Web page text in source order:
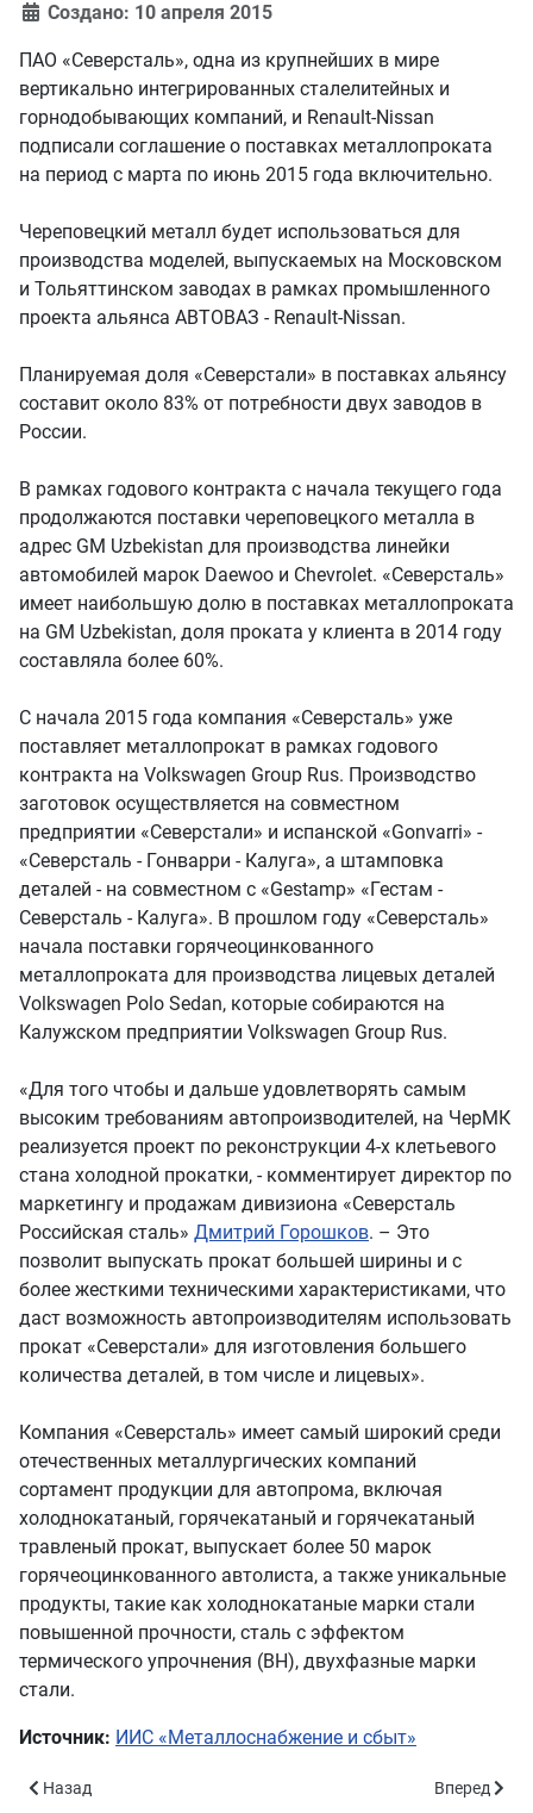
Создано: 10 апреля 2015
ПАО «Северсталь», одна из крупнейших в мире
вертикально интегрированных сталелитейных и
горнодобывающих компаний, и Renault-Nissan
подписали соглашение о поставках металлопроката
на период с марта по июнь 2015 года включительно.
Череповецкий металл будет использоваться для
производства моделей, выпускаемых на Московском
и Тольяттинском заводах в рамках промышленного
проекта альянса АВТОВАЗ - Renault-Nissan.
Планируемая доля «Северстали» в поставках альянсу
составит около 83% от потребности двух заводов в
России.
В рамках годового контракта c начала текущего года
продолжаются поставки череповецкого металла в
адрес GM Uzbekistan для производства линейки
автомобилей марок Daewoo и Chevrolet. «Северсталь»
имеет наибольшую долю в поставках металлопроката
на GM Uzbekistan, доля проката у клиента в 2014 году
составляла более 60%.
С начала 2015 года компания «Северсталь» уже
поставляет металлопрокат в рамках годового
контракта на Volkswagen Group Rus. Производство
заготовок осуществляется на совместном
предприятии «Северстали» и испанской «Gonvarri» -
«Северсталь - Гонварри - Калуга», а штамповка
деталей - на совместном с «Gestamp» «Гестам -
Северсталь - Калуга». В прошлом году «Северсталь»
начала поставки горячеоцинкованного
металлопроката для производства лицевых деталей
Volkswagen Polo Sedan, которые собираются на
Калужском предприятии Volkswagen Group Rus.
«Для того чтобы и дальше удовлетворять самым
высоким требованиям автопроизводителей, на ЧерМК
реализуется проект по реконструкции 4-х клетьевого
стана холодной прокатки, - комментирует директор по
маркетингу и продажам дивизиона «Северсталь
Российская сталь» Дмитрий Горошков. – Это
позволит выпускать прокат большей ширины и с
более жесткими техническими характеристиками, что
даст возможность автопроизводителям использовать
прокат «Северстали» для изготовления большего
количества деталей, в том числе и лицевых».
Компания «Северсталь» имеет самый широкий среди
отечественных металлургических компаний
сортамент продукции для автопрома, включая
холоднокатаный, горячекатаный и горячекатаный
травленый прокат, выпускает более 50 марок
горячеоцинкованного автолиста, а также уникальные
продукты, такие как холоднокатаные марки стали
повышенной прочности, сталь с эффектом
термического упрочнения (BH), двухфазные марки
стали.
Источник: ИИС «Металлоснабжение и сбыт»
Предыдущий: В марте БМЗ поставил рекорд производства
Назад Следующий:
Вперед